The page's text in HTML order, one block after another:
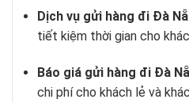
Dịch vụ gửi hàng đi Đà
tiết kiệm thời gian cho
Báo giá gửi hàng đi Đà
chi phí cho khách lẻ và